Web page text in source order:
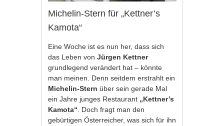
Michelin-Stern für „Kettner’s
Kamota“
Eine Woche ist es nun her, dass sich
das Leben vonJürgen Kettner
grundlegend verändert hat – könnte
man meinen. Denn seitdem erstrahlt ein
Michelin-Stern über sein gerade Mal
ein Jahre junges Restaurant „Kettner’s
Kamota“ . Doch fragt man den
gebürtigen Österreicher, was sich für ihn